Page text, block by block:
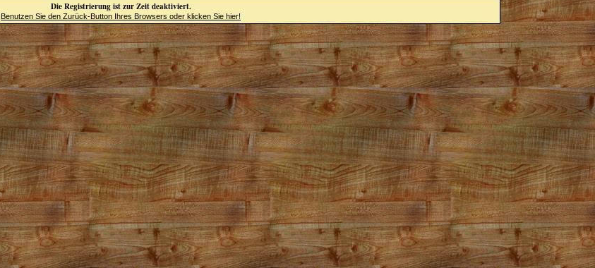
Die Registrierung ist zur Zeit deaktiviert.
Benutzen Sie den Zurück-Button Ihres Browsers oder klicken Sie hier!